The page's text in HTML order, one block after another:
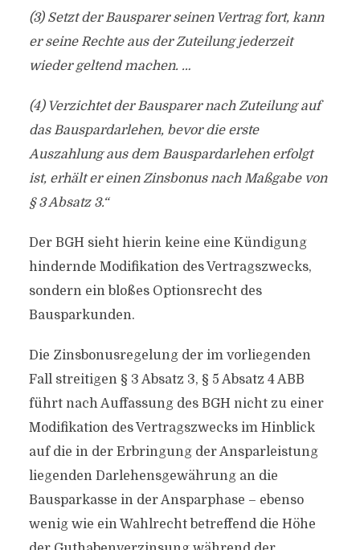
(3) Setzt der Bausparer seinen Vertrag fort, kann
er seine Rechte aus der Zuteilung jederzeit
wieder geltend machen. …
(4) Verzichtet der Bausparer nach Zuteilung auf
das Bauspardarlehen, bevor die erste
Auszahlung aus dem Bauspardarlehen erfolgt
ist, erhält er einen Zinsbonus nach Maßgabe von
§ 3 Absatz 3.“
Der BGH sieht hierin keine eine Kündigung
hindernde Modifikation des Vertragszwecks,
sondern ein bloßes Optionsrecht des
Bausparkunden.
Die Zinsbonusregelung der im vorliegenden
Fall streitigen § 3 Absatz 3, § 5 Absatz 4 ABB
führt nach Auffassung des BGH nicht zu einer
Modifikation des Vertragszwecks im Hinblick
auf die in der Erbringung der Ansparleistung
liegenden Darlehensgewährung an die
Bausparkasse in der Ansparphase – ebenso
wenig wie ein Wahlrecht betreffend die Höhe